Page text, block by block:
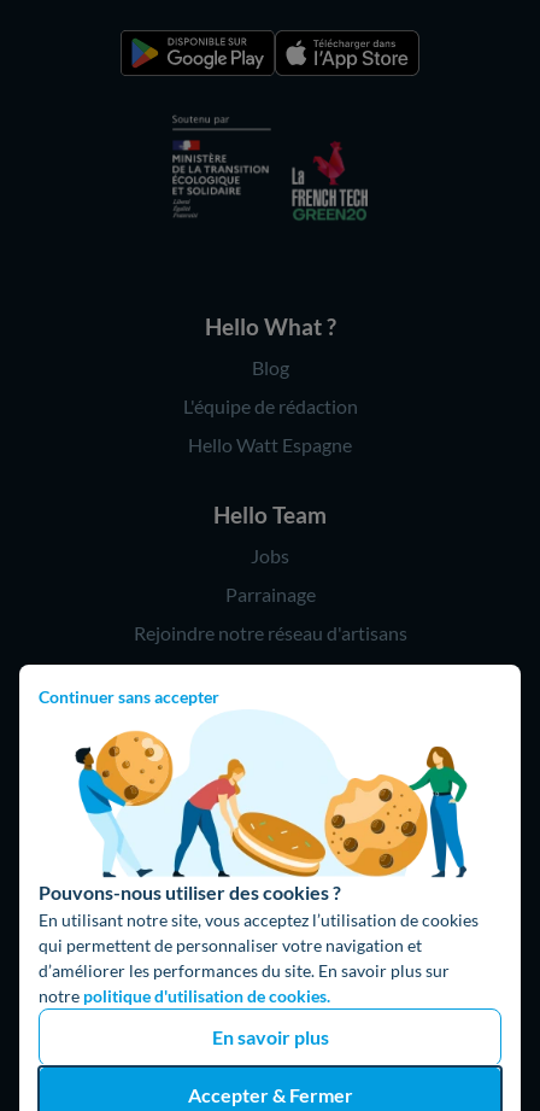
Continuer sans accepter
Pouvons-nous utiliser des cookies ?
En utilisant notre site, vous acceptez l’utilisation de cookies
qui permettent de personnaliser votre navigation et
d’améliorer les performances du site. En savoir plus sur
notre politique d'utilisation de cookies.
En savoir plus
Accepter & Fermer
Hello What ?
Blog
L'équipe de rédaction
Hello Watt Espagne
Hello Team
Jobs
Parrainage
Rejoindre notre réseau d'artisans
Hello !
09 75 18 60 60
(8h-21h)
75018 Paris
Fait avec ⚡ par Hello Watt
© 2026 Hello Watt |CGU|Mentions légales